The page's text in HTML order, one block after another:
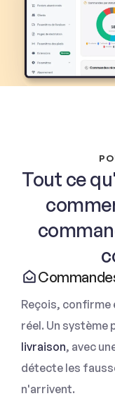
Tout ce
Reçois, confirme
réel. Un système
livraison, avec
détecte les
n'arrivent.